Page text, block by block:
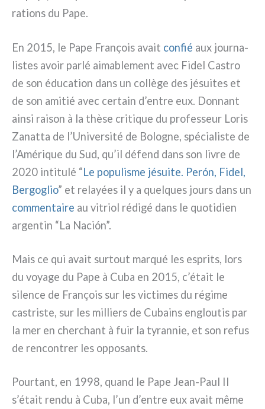
ra­tions du Pape.
En 2015, le Pape François avait con­fié aux jour­na­
li­stes avoir par­lé aima­ble­ment avec Fidel Castro
de son édu­ca­tion dans un col­lè­ge des jésui­tes et
de son ami­tié avec cer­tain d’entre eux. Donnant
ain­si rai­son à la thè­se cri­ti­que du pro­fes­seur Loris
Zanatta de l’Université de Bologne, spé­cia­li­ste de
l’Amérique du Sud, qu’il défend dans son livre de
2020 inti­tu­lé “Le popu­li­sme jésui­te. Perón, Fidel,
Bergoglio” et relayées il y a quel­ques jours dans un
com­men­tai­re au vitriol rédi­gé dans le quo­ti­dien
argen­tin “La Nación”.
Mais ce qui avait sur­tout mar­qué les espri­ts, lors
du voya­ge du Pape à Cuba en 2015, c’était le
silen­ce de François sur les vic­ti­mes du régi­me
castri­ste, sur les mil­liers de Cubains englou­tis par
la mer en cher­chant à fuir la tyran­nie, et son refus
de ren­con­trer les oppo­san­ts.
Pourtant, en 1998, quand le Pape Jean-Paul II
s’était ren­du à Cuba, l’un d’entre eux avait même